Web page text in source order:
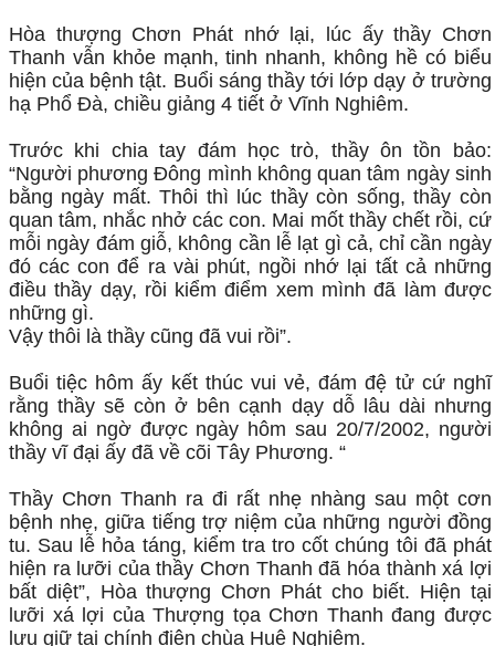
Hòa thượng Chơn Phát nhớ lại, lúc ấy thầy Chơn
Thanh vẫn khỏe mạnh, tinh nhanh, không hề có biểu
hiện của bệnh tật. Buổi sáng thầy tới lớp dạy ở trường
hạ Phổ Đà, chiều giảng 4 tiết ở Vĩnh Nghiêm.
Trước khi chia tay đám học trò, thầy ôn tồn bảo:
“Người phương Đông mình không quan tâm ngày sinh
bằng ngày mất. Thôi thì lúc thầy còn sống, thầy còn
quan tâm, nhắc nhở các con. Mai mốt thầy chết rồi, cứ
mỗi ngày đám giỗ, không cần lễ lạt gì cả, chỉ cần ngày
đó các con để ra vài phút, ngồi nhớ lại tất cả những
điều thầy dạy, rồi kiểm điểm xem mình đã làm được
những gì.
Vậy thôi là thầy cũng đã vui rồi”.
Buổi tiệc hôm ấy kết thúc vui vẻ, đám đệ tử cứ nghĩ
rằng thầy sẽ còn ở bên cạnh dạy dỗ lâu dài nhưng
không ai ngờ được ngày hôm sau 20/7/2002, người
thầy vĩ đại ấy đã về cõi Tây Phương. “
Thầy Chơn Thanh ra đi rất nhẹ nhàng sau một cơn
bệnh nhẹ, giữa tiếng trợ niệm của những người đồng
tu. Sau lễ hỏa táng, kiểm tra tro cốt chúng tôi đã phát
hiện ra lưỡi của thầy Chơn Thanh đã hóa thành xá lợi
bất diệt”, Hòa thượng Chơn Phát cho biết. Hiện tại
lưỡi xá lợi của Thượng tọa Chơn Thanh đang được
lưu giữ tại chính điện chùa Huệ Nghiêm.